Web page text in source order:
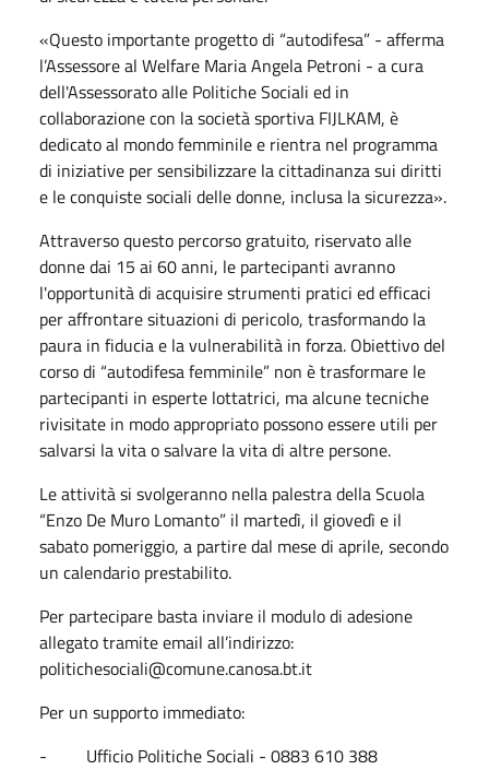
«Questo importante progetto di “autodifesa” - afferma
l’Assessore al Welfare Maria Angela Petroni - a cura
dell'Assessorato alle Politiche Sociali ed in
collaborazione con la società sportiva FIJLKAM, è
dedicato al mondo femminile e rientra nel programma
di iniziative per sensibilizzare la cittadinanza sui diritti
e le conquiste sociali delle donne, inclusa la sicurezza».
Attraverso questo percorso gratuito, riservato alle
donne dai 15 ai 60 anni, le partecipanti avranno
l'opportunità di acquisire strumenti pratici ed efficaci
per affrontare situazioni di pericolo, trasformando la
paura in fiducia e la vulnerabilità in forza. Obiettivo del
corso di “autodifesa femminile” non è trasformare le
partecipanti in esperte lottatrici, ma alcune tecniche
rivisitate in modo appropriato possono essere utili per
salvarsi la vita o salvare la vita di altre persone.
Le attività si svolgeranno nella palestra della Scuola
“Enzo De Muro Lomanto” il martedì, il giovedì e il
sabato pomeriggio, a partire dal mese di aprile, secondo
un calendario prestabilito.
Per partecipare basta inviare il modulo di adesione
allegato tramite email all’indirizzo:
politichesociali@comune.canosa.bt.it
Per un supporto immediato:
- Ufficio Politiche Sociali - 0883 610 388